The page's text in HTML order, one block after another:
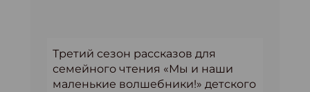
Третий сезон рассказов для
семейного чтения «Мы и наши
маленькие волшебники!» детского